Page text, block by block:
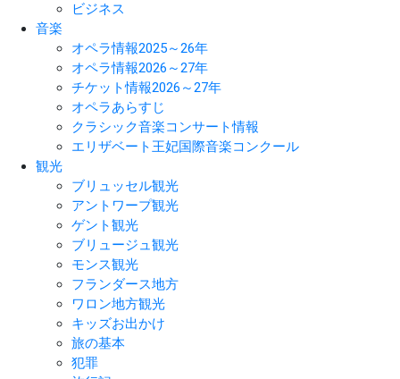
ビジネス
音楽
オペラ情報2025～26年
オペラ情報2026～27年
チケット情報2026～27年
オペラあらすじ
クラシック音楽コンサート情報
エリザベート王妃国際音楽コンクール
観光
ブリュッセル観光
アントワープ観光
ゲント観光
ブリュージュ観光
モンス観光
フランダース地方
ワロン地方観光
キッズお出かけ
旅の基本
犯罪